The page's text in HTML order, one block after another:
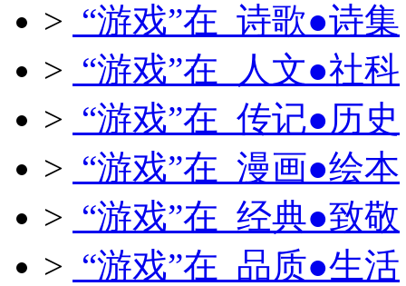
> “游戏”在 诗歌●诗集
> “游戏”在 人文●社科
> “游戏”在 传记●历史
> “游戏”在 漫画●绘本
> “游戏”在 经典●致敬
> “游戏”在 品质●生活